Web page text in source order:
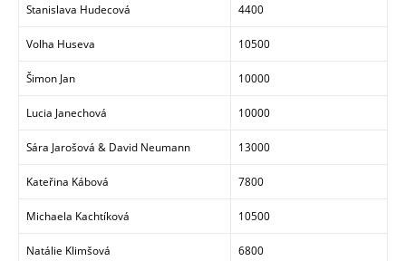
Stanislava Hudecová 4400
Volha Huseva 10500
Šimon Jan 10000
Lucia Janechová 10000
Sára Jarošová & David Neumann 13000
Kateřina Kábová 7800
Michaela Kachtíková 10500
Natálie Klimšová 6800